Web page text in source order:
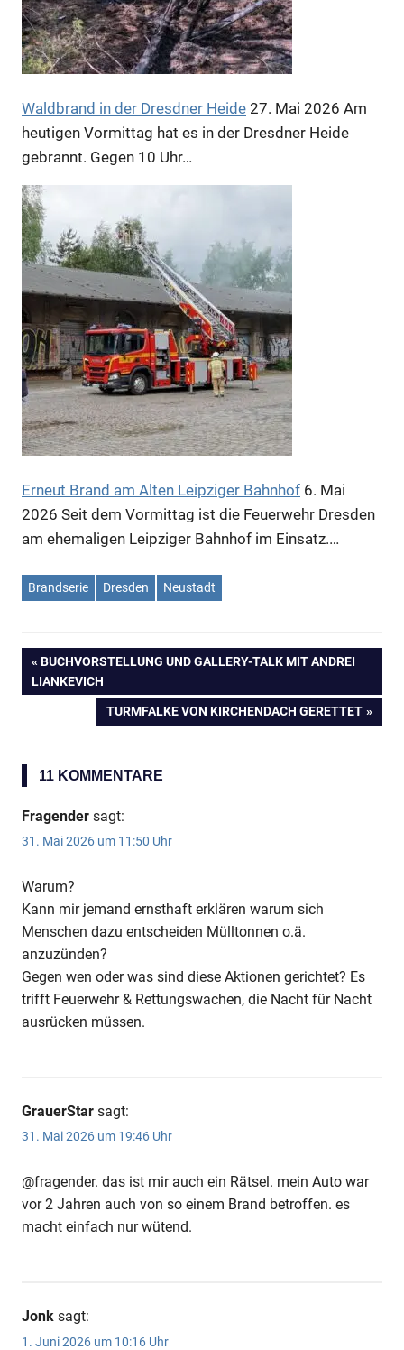
Waldbrand in der Dresdner Heide 27. Mai 2026 Am
heutigen Vormittag hat es in der Dresdner Heide
gebrannt. Gegen 10 Uhr…
Erneut Brand am Alten Leipziger Bahnhof 6. Mai
2026 Seit dem Vormittag ist die Feuerwehr Dresden
am ehemaligen Leipziger Bahnhof im Einsatz.…
Brandserie Dresden Neustadt
Beitragsnavigation
VORHERIGER
BEITRAG:
BUCHVORSTELLUNG UND GALLERY-TALK MIT ANDREI
LIANKEVICH
NÄCHSTER
TURMFALKE VON KIRCHENDACH GERETTET
11 KOMMENTARE
Fragender sagt:
31. Mai 2026 um 11:50 Uhr
Warum?
Kann mir jemand ernsthaft erklären warum sich
Menschen dazu entscheiden Mülltonnen o.ä.
anzuzünden?
Gegen wen oder was sind diese Aktionen gerichtet? Es
trifft Feuerwehr & Rettungswachen, die Nacht für Nacht
ausrücken müssen.
GrauerStar sagt:
31. Mai 2026 um 19:46 Uhr
@fragender. das ist mir auch ein Rätsel. mein Auto war
vor 2 Jahren auch von so einem Brand betroffen. es
macht einfach nur wütend.
Jonk sagt:
1. Juni 2026 um 10:16 Uhr